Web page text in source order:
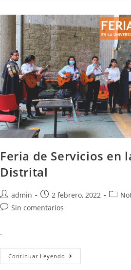
Feria de Servicios en
Distrital
admin 2 febrero, 2022
Sin comentarios
.
Continuar Leyendo